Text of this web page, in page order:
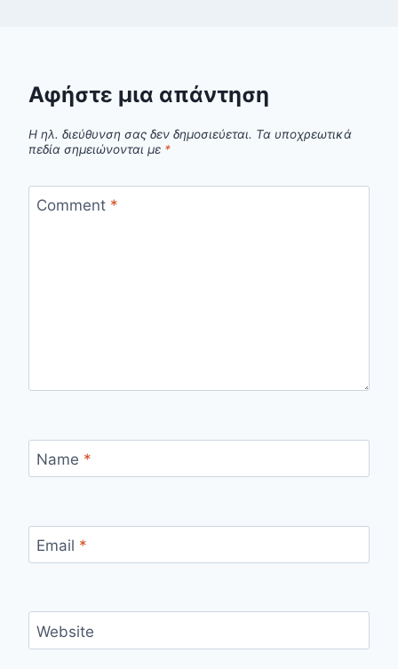
Αφήστε μια απάντηση
Η ηλ. διεύθυνση σας δεν δημοσιεύεται. Τα υποχρεωτικά
πεδία σημειώνονται με *
Comment *
Name *
Email *
Website